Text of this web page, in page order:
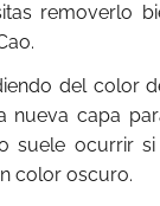
removerlo
del color
nueva capa
suele ocurrir
color oscuro.